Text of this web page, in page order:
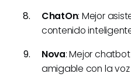
ChatOn: Mejor
contenido
Nova: Mejor
amigable con la voz